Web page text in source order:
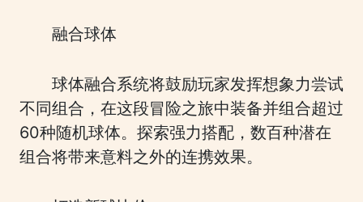
融合球体
球体融合系统将鼓励玩家发挥想象力尝试
不同组合，在这段冒险之旅中装备并组合超过
60种随机球体。探索强力搭配，数百种潜在
组合将带来意料之外的连携效果。